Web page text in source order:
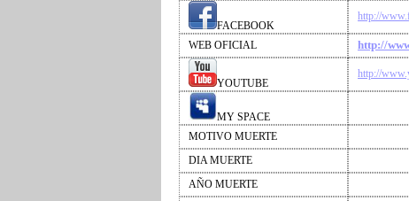
FACEBOOK
http://
WEB OFICIAL http://
YOUTUBE
http://
MY SPACE
MOTIVO MUERTE
DIA MUERTE
AÑO MUERTE